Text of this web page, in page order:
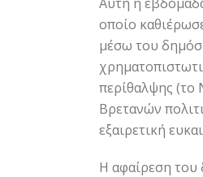
οποίο
μέσω του
περίθαλψης (το
Βρετανών
εξαιρετική
Η αφαίρεση του